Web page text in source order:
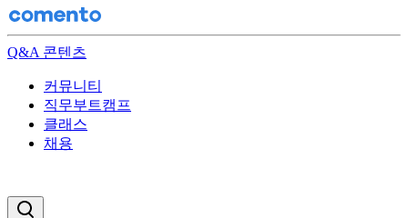
Q&A 콘텐츠
커뮤니티
직무부트캠프
클래스
채용